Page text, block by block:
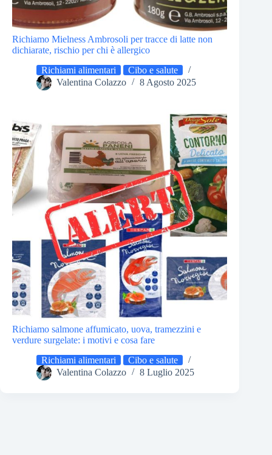
Richiamo Mielness Ambrosoli per tracce di latte non
dichiarate, rischio per chi è allergico
Richiami alimentari
Cibo e salute
Valentina Colazzo
8 Agosto 2025
Richiamo salmone affumicato, uova, tramezzini e
verdure surgelate: i motivi e cosa fare
Richiami alimentari
Cibo e salute
Valentina Colazzo
8 Luglio 2025